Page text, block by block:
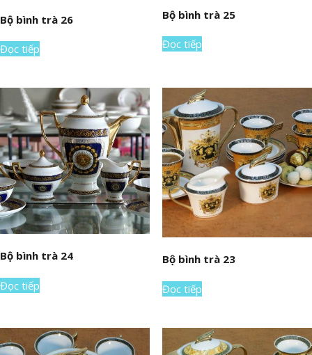
Bộ bình trà 26
Đọc tiếp
Bộ bình trà 25
Đọc tiếp
Bộ bình trà 24
Đọc tiếp
Bộ bình trà 23
Đọc tiếp